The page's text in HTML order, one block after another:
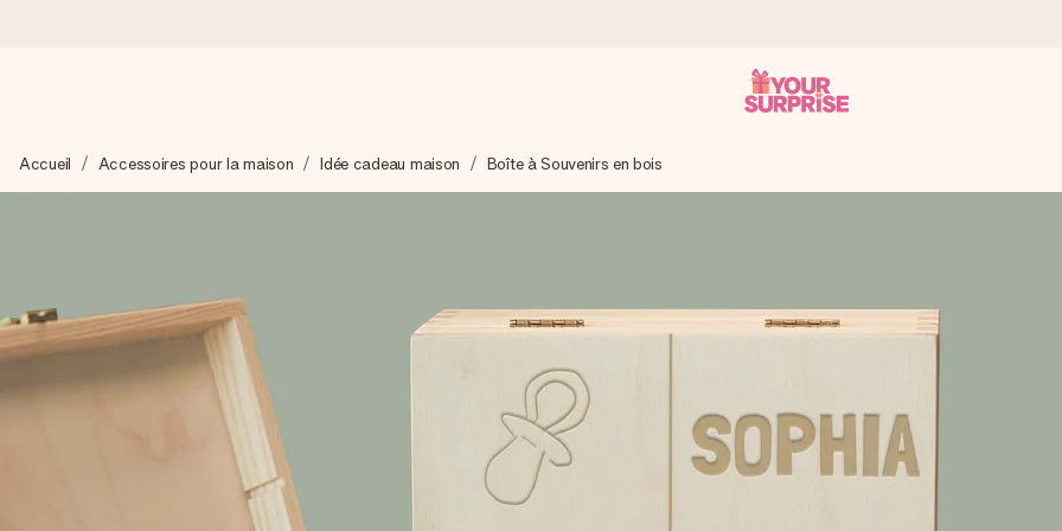
Nous préparons votre cadeau avec attention et l’envoyons en un éclair – pour que vous puissiez l’offrir au bon moment, quand
Nos cadeaux sont appréciés. Les clients nous attribuent une note de 4,2 sur Google Reviews (total de tous les pays où nous
Carte de vœux gratuite
Créez quelque chose d’unique en quelques étapes – avec son prénom, votre photo ou un message qui touche le cœur. Sans
Accueil Accessoires pour la maison Idée cadeau maison Boîte à Souvenirs en bois